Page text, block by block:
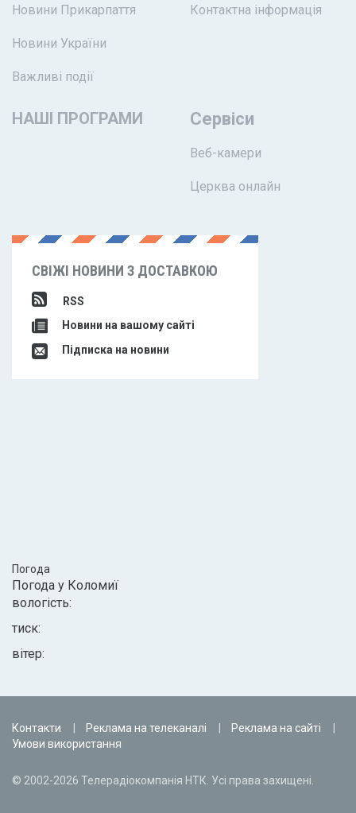
Новини Прикарпаття
Новини України
Важливі події
Контактна інформація
НАШІ ПРОГРАМИ Сервіси
Веб-камери
Церква онлайн
СВІЖІ НОВИНИ З ДОСТАВКОЮ
RSS
Новини на вашому сайті
Підписка на новини
Погода
Погода у Коломиї
вологість:
тиск:
вітер:
Контакти Реклама на телеканалі
Реклама на сайті
Умови використання
© 2002-2026 Телерадіокомпанія НТК. Усі права захищені.